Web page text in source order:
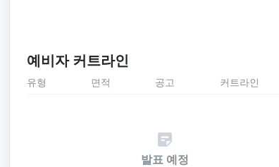
예비자 커트라인
유형 면적 공고 커트라인
발표 예정